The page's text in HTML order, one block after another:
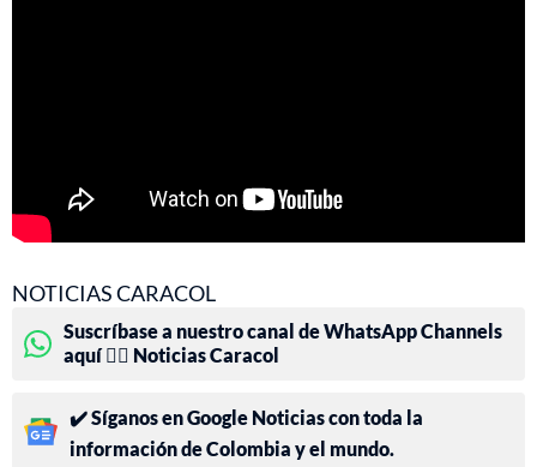
NOTICIAS CARACOL
Suscríbase a nuestro canal de WhatsApp Channels
aquí 👉🏻 Noticias Caracol
✔️ Síganos en Google Noticias con toda la
información de Colombia y el mundo.